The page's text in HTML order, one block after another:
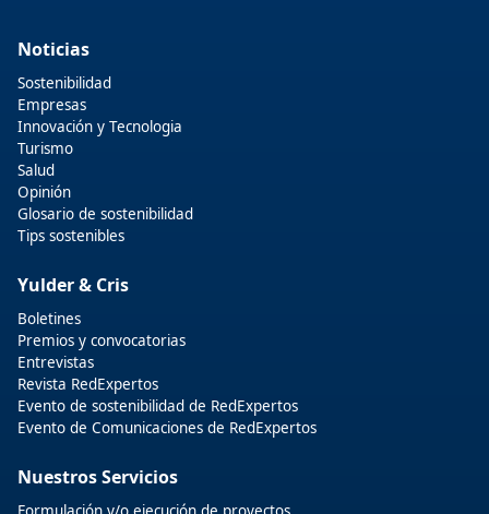
Noticias
Sostenibilidad
Empresas
Innovación y Tecnologia
Turismo
Salud
Opinión
Glosario de sostenibilidad
Tips sostenibles
Yulder & Cris
Boletines
Premios y convocatorias
Entrevistas
Revista RedExpertos
Evento de sostenibilidad de RedExpertos
Evento de Comunicaciones de RedExpertos
Nuestros Servicios